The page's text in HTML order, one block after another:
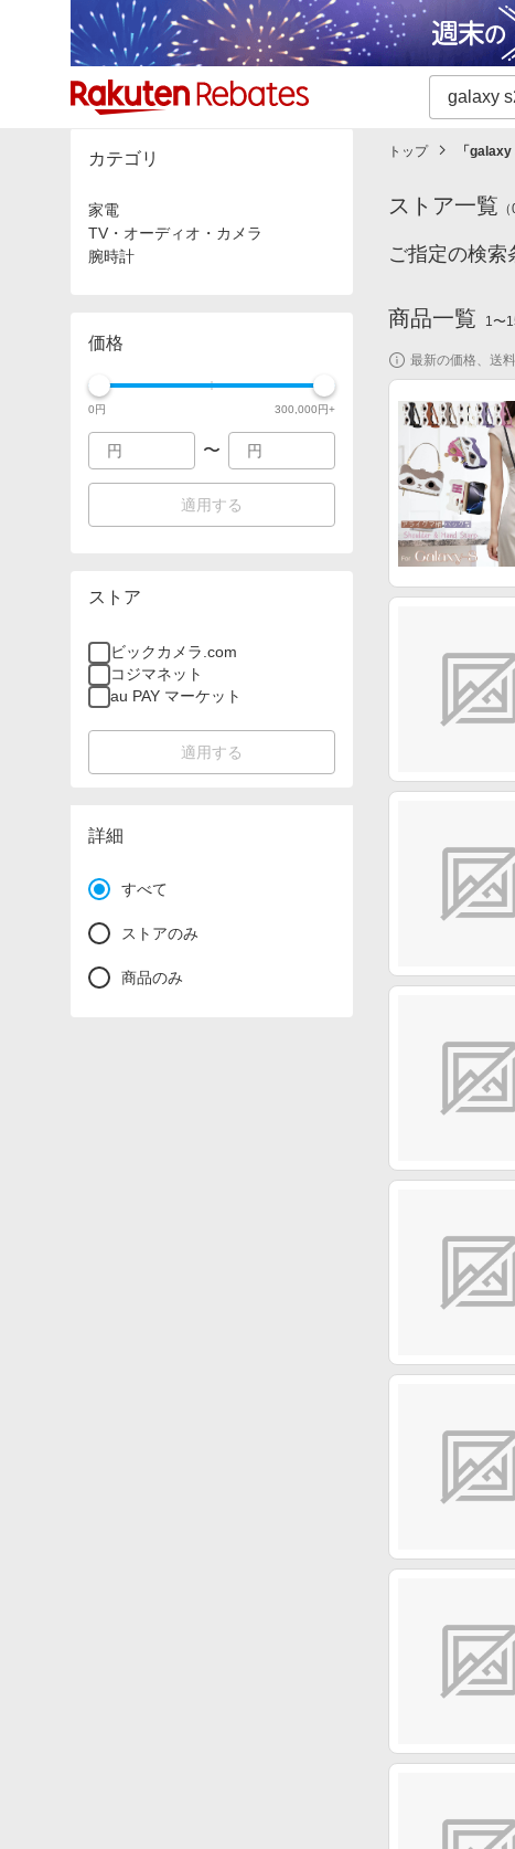
カテゴリー一覧 イベント一覧
カテゴリ
家電
TV・オーディオ・カメラ
腕時計
価格
0円 300,000円+
〜
適用する
ストア
ビックカメラ.com
コジマネット
au PAY マーケット
適用する
詳細
すべて
ストアのみ
商品のみ
トップ 「 galaxy
ストア一覧 （
ご指定の検索
商品一覧 1〜
最新の価格、送